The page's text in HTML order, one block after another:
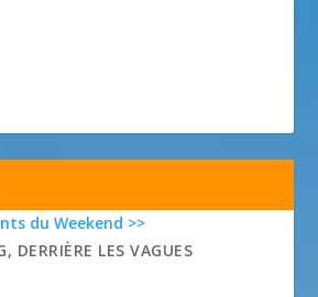
du Weekend >>
DERRIÈRE LES VAGUES